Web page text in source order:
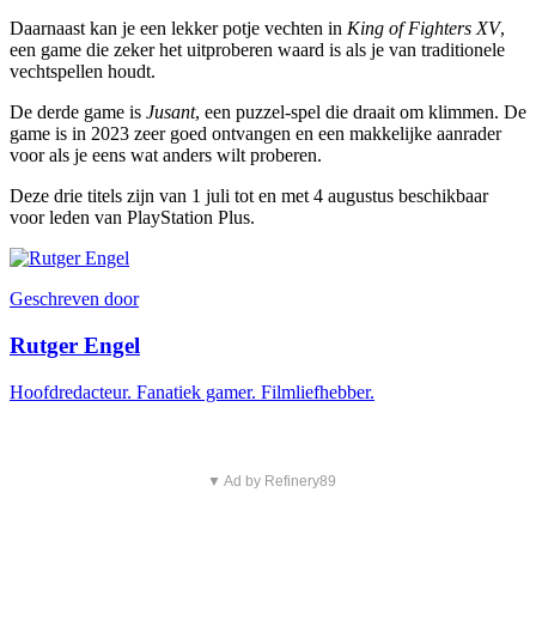
Daarnaast kan je een lekker potje vechten in King of Fighters XV,
een game die zeker het uitproberen waard is als je van traditionele
vechtspellen houdt.
De derde game is Jusant, een puzzel-spel die draait om klimmen. De
game is in 2023 zeer goed ontvangen en een makkelijke aanrader
voor als je eens wat anders wilt proberen.
Deze drie titels zijn van 1 juli tot en met 4 augustus beschikbaar
voor leden van PlayStation Plus.
Geschreven door
Rutger Engel
Hoofdredacteur. Fanatiek gamer. Filmliefhebber.
▼ Ad by Refinery89